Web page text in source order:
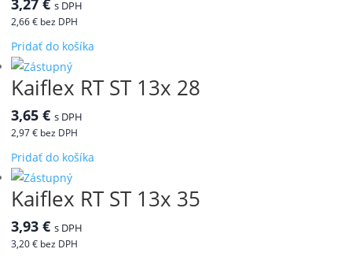
3,27 € s DPH
2,66€ bez DPH
Pridať do košíka
Kaiflex RT ST 13x 28
3,65 € s DPH
2,97€ bez DPH
Pridať do košíka
Kaiflex RT ST 13x 35
3,93 € s DPH
3,20€ bez DPH